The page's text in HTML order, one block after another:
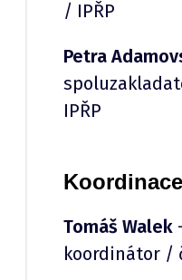
/ IPŘP
Petra
IPŘP
Koordinace
Tomáš Walek
koordinátor /